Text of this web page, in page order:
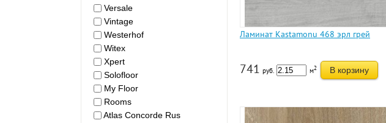
Versale
Vintage
Westerhof
Witex
Xpert
Solofloor
My Floor
Rooms
Atlas Concorde Rus
Ламинат Kastamonu 468 эрл грей
741 руб. м2 В корзину